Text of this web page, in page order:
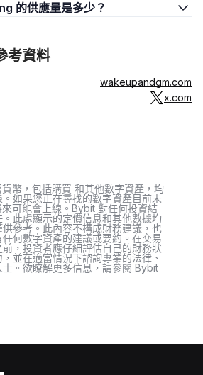
的供應量是多少？
考資料
wakeupandgm.com
x.com
幣，包括購買 和其他數字資產，均
如果您正在尋找的數字資產目前未
可能會上線。Bybit 對任何投資結
此處顯示的定價信息和其他數據均
參考。此內容不構成財務建議，也
何數字資產的建議或要約。在交易
，投資者應仔細評估自己的財務狀
並在適當情況下諮詢專業的法律、
。欲瞭解更多信息，請參閱 Bybit